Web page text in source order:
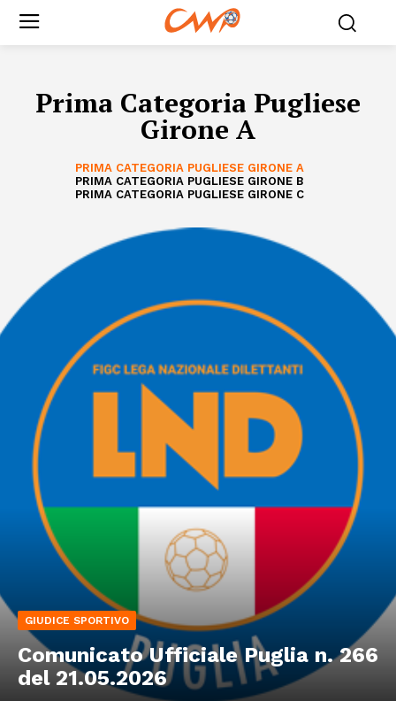
Prima Categoria Pugliese
Girone A
PRIMA CATEGORIA PUGLIESE GIRONE A
PRIMA CATEGORIA PUGLIESE GIRONE B
PRIMA CATEGORIA PUGLIESE GIRONE C
GIUDICE SPORTIVO
Comunicato Ufficiale Puglia n. 266
del 21.05.2026